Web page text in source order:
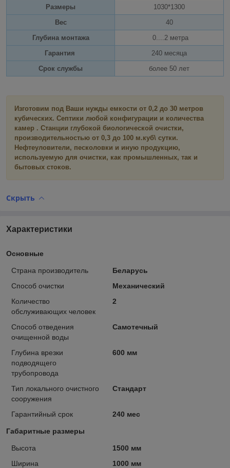
Размеры
1030*1300
Вес
40
Глубина монтажа
0....2 метра
Гарантия
240 месяца
Срок службы
более 50 лет
Изготовим под Ваши нужды емкости от 0,2 до 30 метров
кубических. Септики любой конфигурации и количества
камер . Станции глубокой биологической очистки,
производительностью от 0,3 до 100 м.куб\ сутки.
Нефтеуловители, песколовки и иную продукцию,
используемую для очистки, как промышленных, так и
бытовых стоков.
Скрыть
Характеристики
Основные
Страна производитель
Беларусь
Способ очистки
Механический
Количество
обслуживающих человек
2
Способ отведения
очищенной воды
Самотечный
Глубина врезки
подводящего
трубопровода
600 мм
Тип локального очистного
сооружения
Стандарт
Гарантийный срок 240 мес
Габаритные размеры
Высота
1500 мм
Ширина
1000 мм